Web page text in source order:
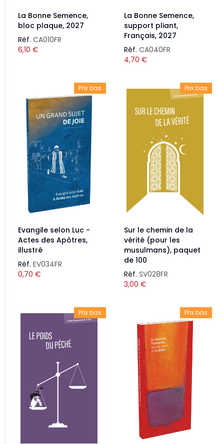
La Bonne Semence,
bloc plaque, 2027
Réf. CA010FR
6,10 €
La Bonne Semence,
support pliant,
Français, 2027
Réf. CA040FR
4,70 €
Prix bas
Evangile selon Luc -
Actes des Apôtres,
illustré
Réf. EV034FR
0,70 €
Prix bas
Sur le chemin de la
vérité (pour les
musulmans), paquet
de 100
Réf. SV028FR
3,00 €
Prix bas Prix bas